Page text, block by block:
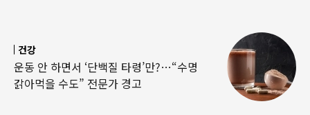
건강
운동 안 하면서 ‘단백질 타령’만?…“수명
갉아먹을 수도” 전문가 경고